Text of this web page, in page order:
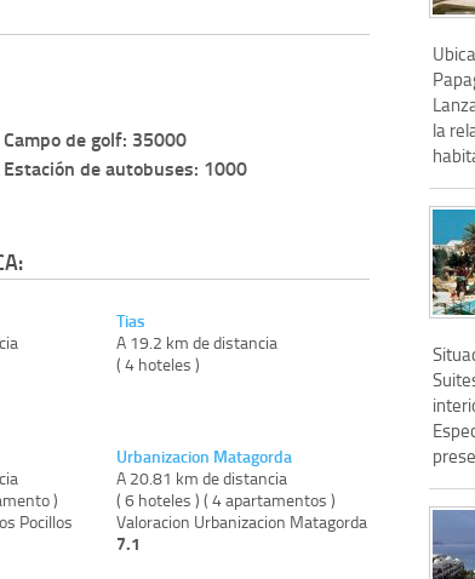
Campo de golf: 35000
Estación de autobuses: 1000
)
Pocillos
Tias
A 19.2 km de distancia
( 4 hoteles )
Urbanizacion Matagorda
A 20.81 km de distancia
( 6 hoteles ) ( 4 apartamentos )
Valoracion Urbanizacion Matagorda
7.1
la